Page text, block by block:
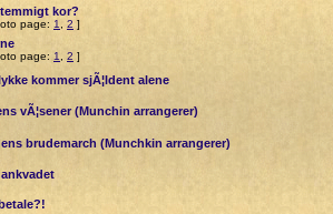
kor?
page: 1 2 ]
page: 1 2 ]
kommer sjÃ¦ldent alene
vÃ¦sener (Munchin arrangerer)
brudemarch (Munchkin arrangerer)